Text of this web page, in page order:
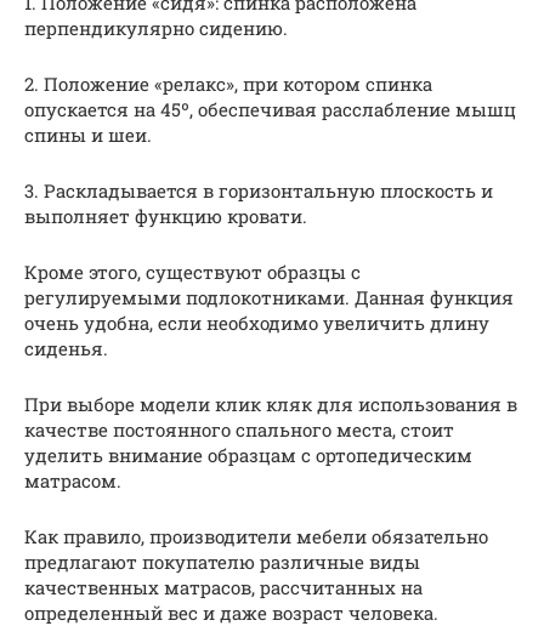
перпендикулярно сидению.
2. Положение «релакс», при котором спинка
опускается на 45º, обеспечивая расслабление мышц
спины и шеи.
3. Раскладывается в горизонтальную плоскость и
выполняет функцию кровати.
Кроме этого, существуют образцы с
регулируемыми подлокотниками. Данная функция
очень удобна, если необходимо увеличить длину
сиденья.
При выборе модели клик кляк для использования в
качестве постоянного спального места, стоит
уделить внимание образцам с ортопедическим
матрасом.
Как правило, производители мебели обязательно
предлагают покупателю различные виды
качественных матрасов, рассчитанных на
определенный вес и даже возраст человека.